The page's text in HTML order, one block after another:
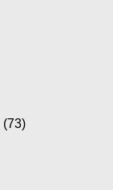
(73)